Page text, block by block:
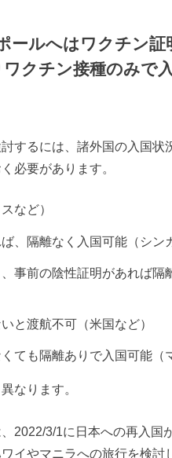
ルへはワクチン証
クチン接種のみで
するには、諸外国の入国
必要があります。
など）
、隔離なく入国可能（シン
事前の陰性証明があれば
と渡航不可（米国など）
ても隔離ありで入国可能（
なります。
2022/3/1に日本への再入国
イやマニラへの旅行を検討